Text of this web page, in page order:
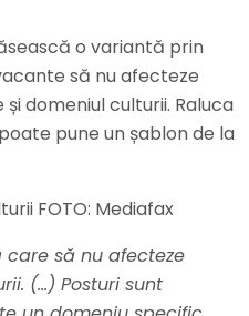
o variantă prin
să nu afecteze
domeniul culturii. Raluca
pune un șablon de la
FOTO: Mediafax
care să nu afecteze
(…) Posturi sunt